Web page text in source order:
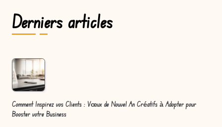
Derniers articles
Comment Inspirez vos Clients : Vœux de Nouvel An Créatifs à Adopter pour
Booster votre Business